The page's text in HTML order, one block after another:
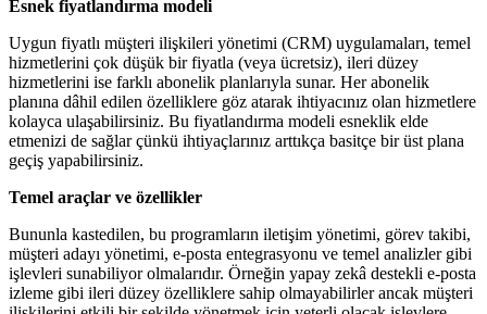
Esnek fiyatlandırma modeli
Uygun fiyatlı müşteri ilişkileri yönetimi (CRM) uygulamaları, temel
hizmetlerini çok düşük bir fiyatla (veya ücretsiz), ileri düzey
hizmetlerini ise farklı abonelik planlarıyla sunar. Her abonelik
planına dâhil edilen özelliklere göz atarak ihtiyacınız olan hizmetlere
kolayca ulaşabilirsiniz. Bu fiyatlandırma modeli esneklik elde
etmenizi de sağlar çünkü ihtiyaçlarınız arttıkça basitçe bir üst plana
geçiş yapabilirsiniz.
Temel araçlar ve özellikler
Bununla kastedilen, bu programların iletişim yönetimi, görev takibi,
müşteri adayı yönetimi, e-posta entegrasyonu ve temel analizler gibi
işlevleri sunabiliyor olmalarıdır. Örneğin yapay zekâ destekli e-posta
izleme gibi ileri düzey özelliklere sahip olmayabilirler ancak müşteri